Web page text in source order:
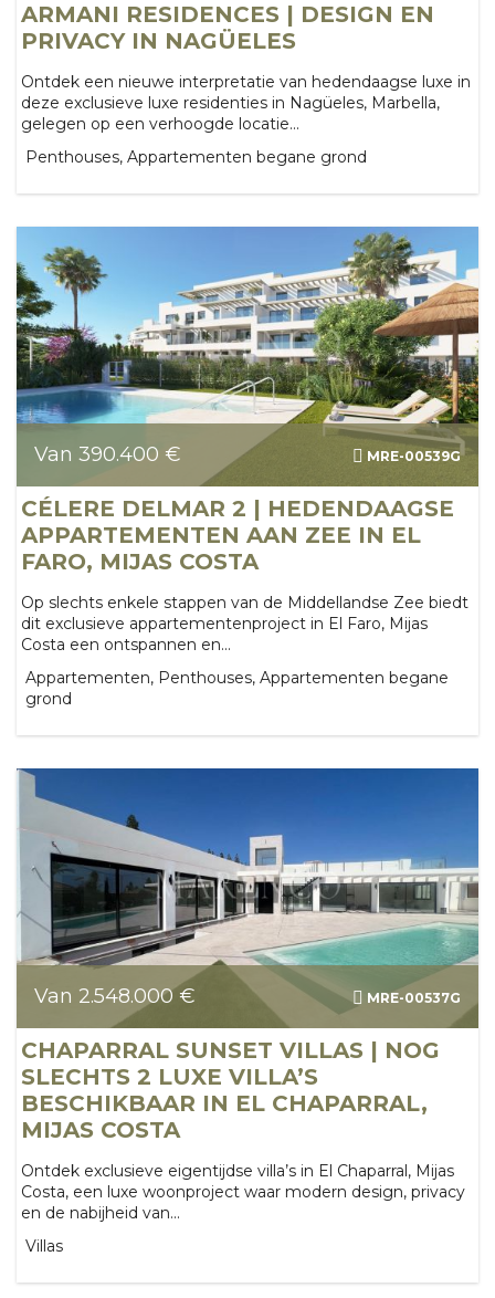
ARMANI RESIDENCES | DESIGN EN
PRIVACY IN NAGÜELES
Ontdek een nieuwe interpretatie van hedendaagse luxe in
deze exclusieve luxe residenties in Nagüeles, Marbella,
gelegen op een verhoogde locatie...
Penthouses, Appartementen begane grond
Van 390.400 € MRE-00539G
CÉLERE DELMAR 2 | HEDENDAAGSE
APPARTEMENTEN AAN ZEE IN EL
FARO, MIJAS COSTA
Op slechts enkele stappen van de Middellandse Zee biedt
dit exclusieve appartementenproject in El Faro, Mijas
Costa een ontspannen en...
Appartementen, Penthouses, Appartementen begane
grond
Van 2.548.000 € MRE-00537G
CHAPARRAL SUNSET VILLAS | NOG
SLECHTS 2 LUXE VILLA’S
BESCHIKBAAR IN EL CHAPARRAL,
MIJAS COSTA
Ontdek exclusieve eigentijdse villa’s in El Chaparral, Mijas
Costa, een luxe woonproject waar modern design, privacy
en de nabijheid van...
Villas